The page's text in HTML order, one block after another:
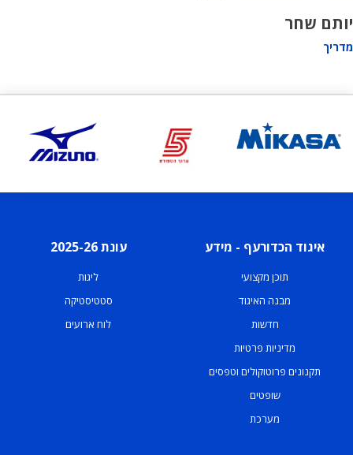
יותם שחר
מדריך
איגוד הכדורעף - מידע
תוכן מקצועי
מבנה האיגוד
חדשות
מדיניות פרטיות
תקנונים פרוטוקולים וטפסים
שופטים
מערכת
עונת 2025-26
ליגות
סטטיסטיקה
לוח ארועים